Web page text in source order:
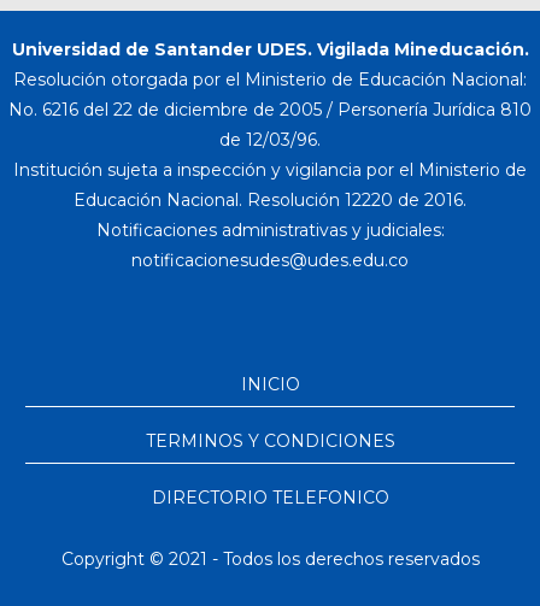
Universidad de Santander UDES. Vigilada Mineducación.
Resolución otorgada por el Ministerio de Educación Nacional:
No. 6216 del 22 de diciembre de 2005 / Personería Jurídica 810
de 12/03/96.
Institución sujeta a inspección y vigilancia por el Ministerio de
Educación Nacional. Resolución 12220 de 2016.
Notificaciones administrativas y judiciales:
INICIO
TERMINOS Y CONDICIONES
DIRECTORIO TELEFONICO
Copyright © 2021 - Todos los derechos reservados